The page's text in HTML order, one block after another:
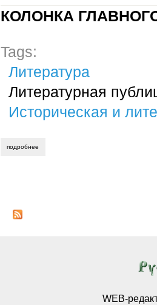
КОЛОНКА
Tags:
Литература
Литературная
Историческая и
подробнее
WEB-